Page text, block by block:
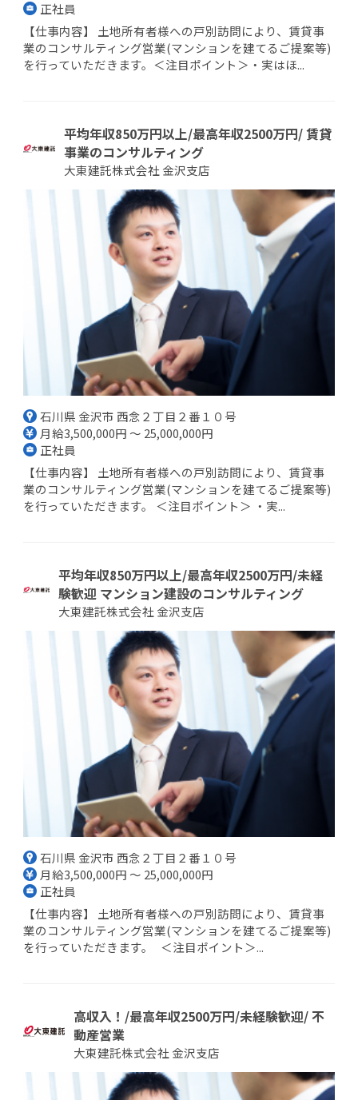
正社員
【仕事内容】 土地所有者様への戸別訪問により、賃貸事
業のコンサルティング営業(マンションを建てるご提案等)
を行っていただきます。＜注目ポイント＞・実はほ...
平均年収850万円以上/最高年収2500万円/ 賃貸
事業のコンサルティング
大東建託株式会社 金沢支店
石川県 金沢市 西念２丁目２番１０号
月給3,500,000円 ～ 25,000,000円
正社員
【仕事内容】 土地所有者様への戸別訪問により、賃貸事
業のコンサルティング営業(マンションを建てるご提案等)
を行っていただきます。 ＜注目ポイント＞ ・実...
平均年収850万円以上/最高年収2500万円/未経
験歓迎 マンション建設のコンサルティング
大東建託株式会社 金沢支店
石川県 金沢市 西念２丁目２番１０号
月給3,500,000円 ～ 25,000,000円
正社員
【仕事内容】 土地所有者様への戸別訪問により、賃貸事
業のコンサルティング営業(マンションを建てるご提案等)
を行っていただきます。 ＜注目ポイント＞...
高収入！/最高年収2500万円/未経験歓迎/ 不
動産営業
大東建託株式会社 金沢支店